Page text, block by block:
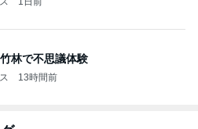
林で不思議体験
13時間前